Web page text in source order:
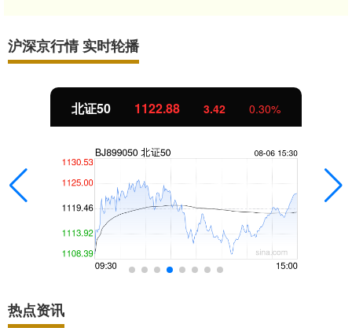
沪深京行情 实时轮播
北证50 1122.88 3.42 0.30%
热点资讯